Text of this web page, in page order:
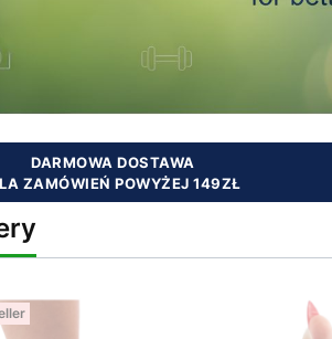
DARMOWA DOSTAWA
ZAMÓWIEŃ POWYŻEJ 149ZŁ